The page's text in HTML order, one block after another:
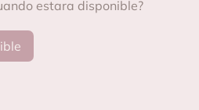
estara disponible?